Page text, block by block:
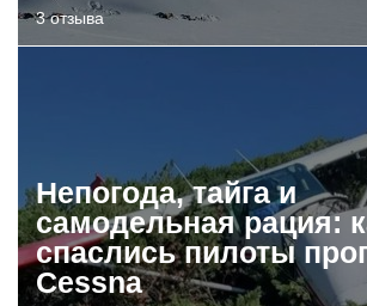
3 отзыва
Непогода, тайга и
самодельная рация:
спаслись пилоты
Cessna